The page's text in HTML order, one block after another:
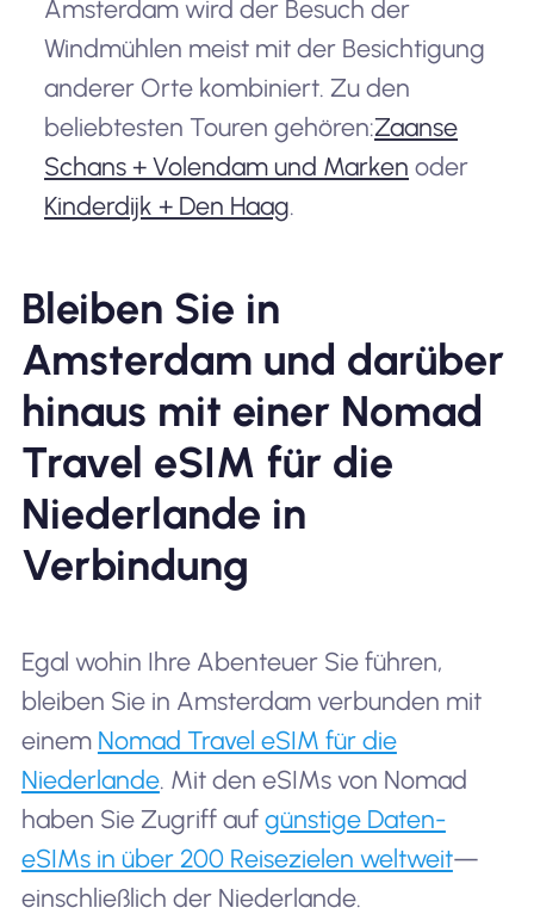
Amsterdam wird der Besuch der
Windmühlen meist mit der Besichtigung
anderer Orte kombiniert. Zu den
beliebtesten Touren gehören:Zaanse
Schans + Volendam und Marken oder
Kinderdijk + Den Haag.
Bleiben Sie in
Amsterdam und darüber
hinaus mit einer Nomad
Travel eSIM für die
Niederlande in
Verbindung
Egal wohin Ihre Abenteuer Sie führen,
bleiben Sie in Amsterdam verbunden mit
einem Nomad Travel eSIM für die
Niederlande. Mit den eSIMs von Nomad
haben Sie Zugriff auf günstige Daten-
eSIMs in über 200 Reisezielen weltweit—
einschließlich der Niederlande.